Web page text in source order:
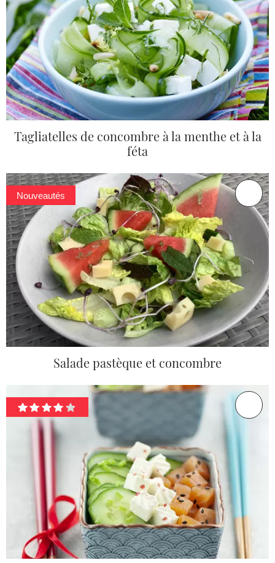
Tagliatelles de concombre à la menthe et à la
féta
Nouveautés
Salade pastèque et concombre